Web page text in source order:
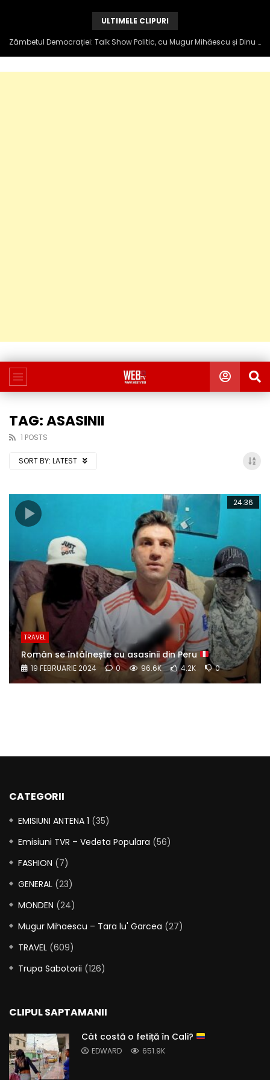
ULTIMELE CLIPURI
Zâmbetul Democrației: Talk Show Politic, cu Mugur Mihăescu și Dinu Popescu
TAG: ASASINII
1 POSTS
SORT BY: LATEST
24:36
TRAVEL
Român se întâlnește cu asasinii din Peru
19 FEBRUARIE 2024 0 96.6K 4.2K 0
CATEGORII
EMISIUNI ANTENA 1 (35)
Emisiuni TVR – Vedeta Populara (56)
FASHION (7)
GENERAL (23)
MONDEN (24)
Mugur Mihaescu – Tara lu' Garcea (27)
TRAVEL (609)
Trupa Sabotorii (126)
CLIPUL SAPTAMANII
Cât costă o fetiță în Cali?
EDWARD 651.9K